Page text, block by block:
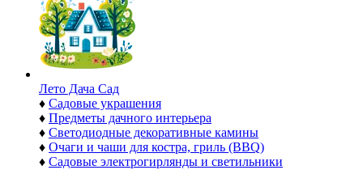
Лето Дача Сад
♦ Садовые украшения
♦ Предметы дачного интерьера
♦ Светодиодные декоративные камины
♦ Очаги и чаши для костра, гриль (BBQ)
♦ Садовые электрогирлянды и светильники